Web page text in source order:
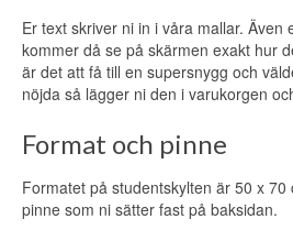
Er text skriver ni in i våra mallar. Även
kommer då se på skärmen exakt hur
är det att få till en supersnygg och
nöjda så lägger ni den i varukorgen
Format och pinne
Formatet på studentskylten är 50 x 70
pinne som ni sätter fast på baksidan.